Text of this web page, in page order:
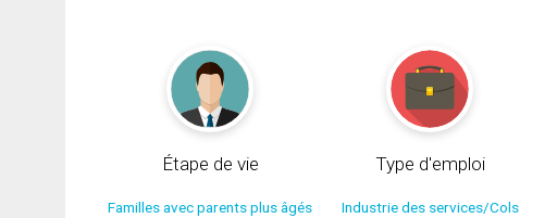
Étape de vie
Familles avec parents plus âgés
Type d'emploi
Industrie des services/Cols